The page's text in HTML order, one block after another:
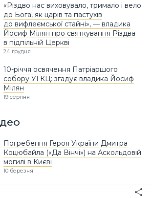
«Різдво нас виховувало, тримало і вело
до Бога, як царів та пастухів
до вифлеємської стайні», — владика
Йосиф Мілян про святкування Різдва
в підпільній Церкві
24 грудня
10-річчя освячення Патріаршого
собору УГКЦ: згадує владика Йосиф
Мілян
19 серпня
Погребення Героя України Дмитра
Коцюбайла («Да Вінчі») на Аскольдовій
могилі в Києві
10 березня